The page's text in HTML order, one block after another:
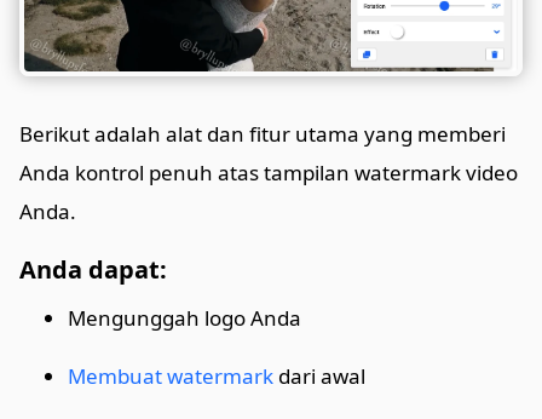
Berikut adalah alat dan fitur utama yang memberi
Anda kontrol penuh atas tampilan watermark video
Anda.
Anda dapat:
Mengunggah logo Anda
Membuat watermark dari awal